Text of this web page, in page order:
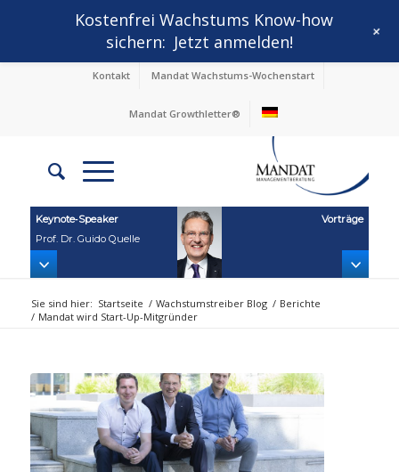
Kontakt Mandat Wachstums-Wochenstart
Mandat Growthletter®
Keynote‑Speaker
Prof. Dr. Guido Quelle
Vorträge
Sie sind hier: Startseite / Wachstumstreiber Blog / Berichte
/ Mandat wird Start-Up-Mitgründer
Kostenfrei Wachstums Know-how
sichern: Jetzt anmelden! +